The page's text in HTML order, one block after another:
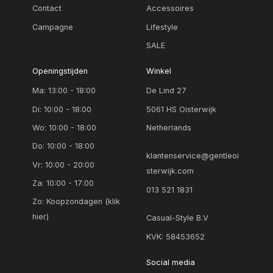
COGNAC
donker grijs
donker groen
ecru dessin
fuchsia
geel
geel dessin
00
24
25
27
28
Contact
Campagne
Accessoires
Lifestyle
SALE
Openingstijden
Ma: 13:00 - 18:00
Di: 10:00 - 18:00
Wo: 10:00 - 18:00
Do: 10:00 - 18:00
Vr: 10:00 - 20:00
Za: 10:00 - 17:00
Zo:Koopzondagen (klik
hier)
Winkel
De Lind 27
5061 HS Oisterwijk
Netherlands
klantenservice@gentleoi
sterwijk.com
013 521 1831
Casual-Style B.V
KVK: 58453652
Social media